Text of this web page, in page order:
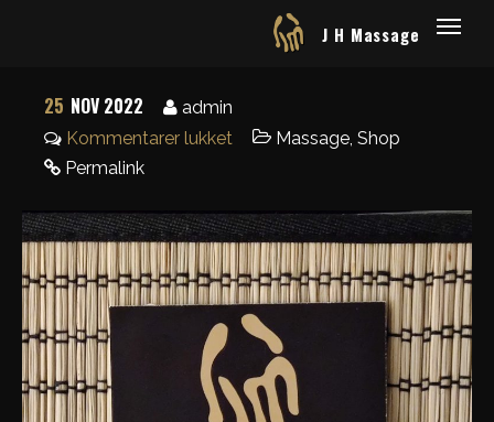
J H Massage
25 NOV 2022
admin
Kommentarer lukket
Massage, Shop
Permalink